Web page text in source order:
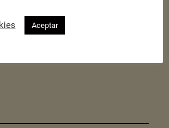
longo deste ano tan estraño, para
renovadas!Aceptar